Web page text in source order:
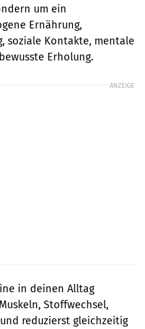
um ein
Ernährung,
soziale Kontakte, mentale
Erholung.
ANZEIGE
in deinen Alltag
Stoffwechsel,
reduzierst gleichzeitig